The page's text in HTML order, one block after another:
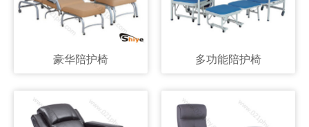
豪华陪护椅 多功能陪护椅